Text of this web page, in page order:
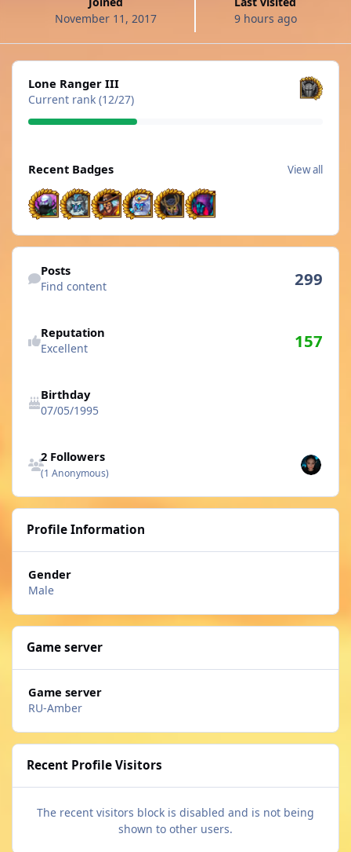
November 11, 2017
9 hours ago
View all
Lone Ranger III
Current rank (12/27)
Recent Badges View all
Find content
Posts
Find content 299
Reputation
Excellent 157
Birthday
07/05/1995
2 Followers
(1 Anonymous)
Profile Information
Gender
Male
Game server
Game server
RU-Amber
Recent Profile Visitors
The recent visitors block is disabled and is not being
shown to other users.